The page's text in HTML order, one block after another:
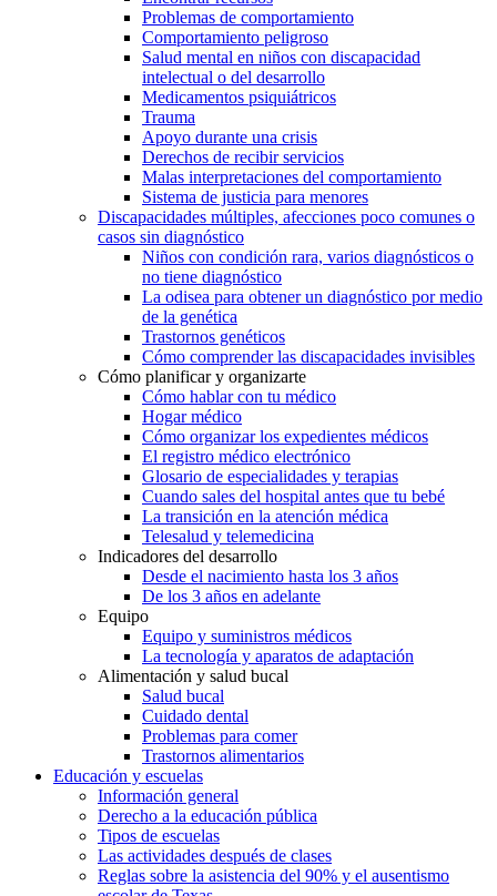
Problemas de comportamiento
Comportamiento peligroso
Salud mental en niños con discapacidad
intelectual o del desarrollo
Medicamentos psiquiátricos
Trauma
Apoyo durante una crisis
Derechos de recibir servicios
Malas interpretaciones del comportamiento
Sistema de justicia para menores
Discapacidades múltiples, afecciones poco comunes o
casos sin diagnóstico
Niños con condición rara, varios diagnósticos o
no tiene diagnóstico
La odisea para obtener un diagnóstico por medio
de la genética
Trastornos genéticos
Cómo comprender las discapacidades invisibles
Cómo planificar y organizarte
Cómo hablar con tu médico
Hogar médico
Cómo organizar los expedientes médicos
El registro médico electrónico
Glosario de especialidades y terapias
Cuando sales del hospital antes que tu bebé
La transición en la atención médica
Telesalud y telemedicina
Indicadores del desarrollo
Desde el nacimiento hasta los 3 años
De los 3 años en adelante
Equipo
Equipo y suministros médicos
La tecnología y aparatos de adaptación
Alimentación y salud bucal
Salud bucal
Cuidado dental
Problemas para comer
Trastornos alimentarios
Educación y escuelas
Información general
Derecho a la educación pública
Tipos de escuelas
Las actividades después de clases
Reglas sobre la asistencia del 90% y el ausentismo